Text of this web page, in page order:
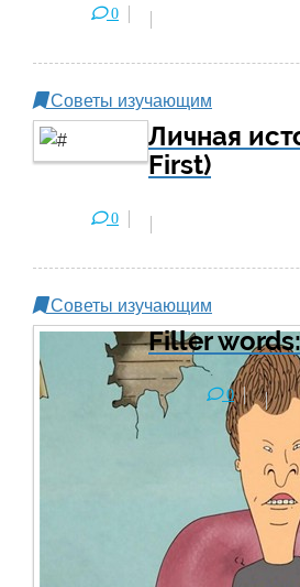
0
Советы изучающим
Личная
First)
0
Советы изучающим
Filler
0